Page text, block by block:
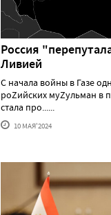
Россия
Ливией
С начала войны в Газе
роZийских муZульман в
стала про......
10 МАЯ'2024